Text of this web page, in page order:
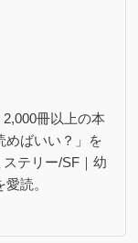
冊以上の本
めばいい？」を
テリー/SF｜幼
読。